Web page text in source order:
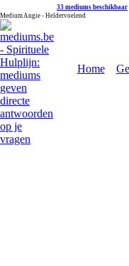
33 mediums beschikbaar
Medium Angie - Heldervoelend
Home